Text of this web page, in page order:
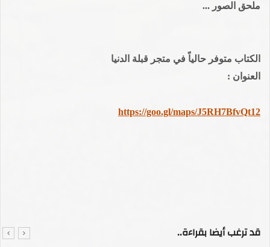
ملحق الصور ...
الكتاب متوفر حالياً في متجر قبلة الدنيا
العنوان :
https://goo.gl/maps/J5RH7BfvQt12
قد ترغب أيضا بقراءة..